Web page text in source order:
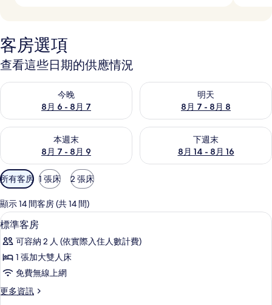
客房選項
查看這些日期的供應情況
今晚
8月 6 - 8月 7
查看今晚 (8月 6 - 8月 7) 的供應情況
明天
8月 7 - 8月 8
查看明天 (8月 7 - 8月 8) 的供
本週末
8月 7 - 8月 9
查看本週末 (8月 7 - 8月 9) 的供應情況
下週末
8月 14 - 8月 16
查看下週末 (8月 14 - 8月 16)
可
用
的
客
房
篩
選
條
所有客房 1 張床 2 張床
顯示 14 間客房 (共 14 間)
顯
示
標
準
客
房
高級寢具、羽絨被、客房內保險箱、書
5
標準客房
可容納 2 人 (依實際入住人數計費)
1 張加大雙人床
免費無線上網
更多資訊
更